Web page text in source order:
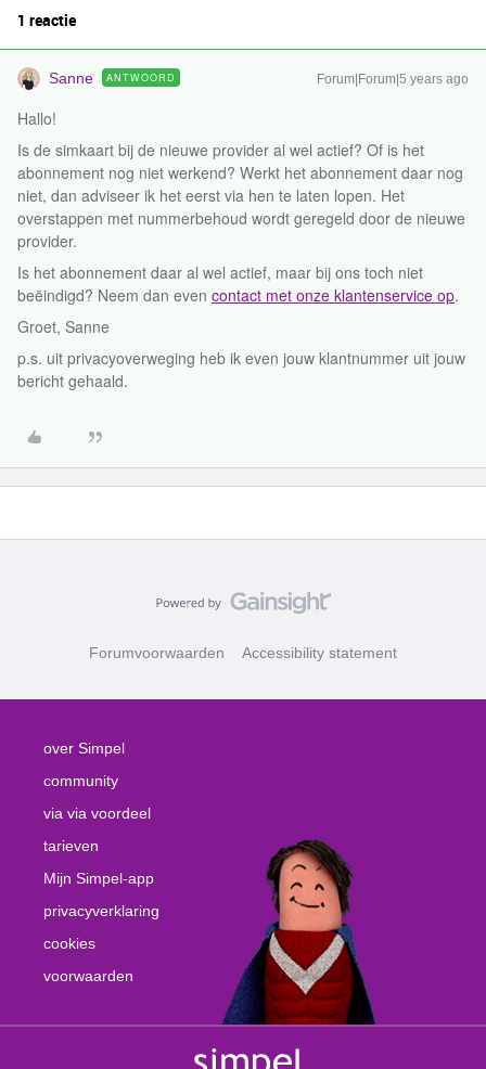
1 reactie
Sanne ANTWOORD Forum|Forum|5 years ago
Hallo!
Is de simkaart bij de nieuwe provider al wel actief? Of is het
abonnement nog niet werkend? Werkt het abonnement daar nog
niet, dan adviseer ik het eerst via hen te laten lopen. Het
overstappen met nummerbehoud wordt geregeld door de nieuwe
provider.
Is het abonnement daar al wel actief, maar bij ons toch niet
beëindigd? Neem dan even contact met onze klantenservice op.
Groet, Sanne
p.s. uit privacyoverweging heb ik even jouw klantnummer uit jouw
bericht gehaald.
Forumvoorwaarden Accessibility statement
over Simpel
community
via via voordeel
tarieven
Mijn Simpel-app
privacyverklaring
cookies
voorwaarden